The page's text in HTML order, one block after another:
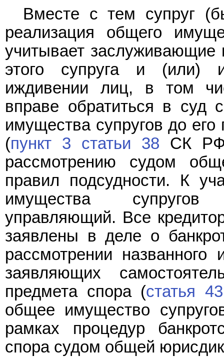
Вместе с тем супруг
реализация общего
учитывает
этого супруга и (или)
иждивении лиц, в том
вправе обратиться в суд
имущества супругов до
(пункт 3 статьи 38 СК
рассмотрению судом
правил подсудности. К
имущества супругов
управляющий. Все
заявлены в деле о
рассмотрении
заявляющих
предмета спора (статья 43
общее имущество
рамках процедур
спора судом общей